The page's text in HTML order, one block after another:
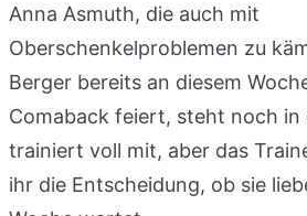
Anna Asmuth, die auch mit
Oberschenkelproblemen zu
Berger bereits an diesem
Comaback feiert, steht noch in
trainiert voll mit, aber das
ihr die Entscheidung, ob sie